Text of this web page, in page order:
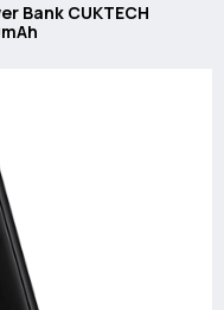
Bank CUKTECH